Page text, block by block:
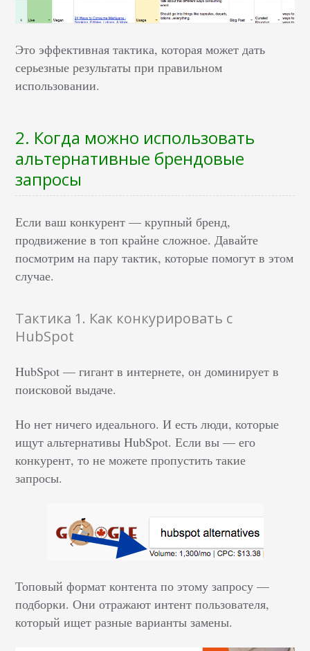
Это эффективная тактика, которая может дать
серьезные результаты при правильном
использовании.
2. Когда можно использовать
альтернативные брендовые
запросы
Если ваш конкурент — крупный бренд,
продвижение в топ крайне сложное. Давайте
посмотрим на пару тактик, которые помогут в этом
случае.
Тактика 1. Как конкурировать с
HubSpot
HubSpot — гигант в интернете, он доминирует в
поисковой выдаче.
Но нет ничего идеального. И есть люди, которые
ищут альтернативы HubSpot. Если вы — его
конкурент, то не можете пропустить такие
запросы.
Топовый формат контента по этому запросу —
подборки. Они отражают интент пользователя,
который ищет разные варианты замены.